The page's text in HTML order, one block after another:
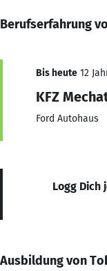
Berufserfahrung
Bis heute 12
KFZ
Ford Autohaus
Logg Dich
Ausbildung von